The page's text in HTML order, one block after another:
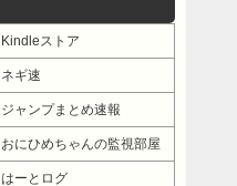
Kindleストア
ネギ速
ジャンプまとめ速報
おにひめちゃんの監視部屋
はーとログ